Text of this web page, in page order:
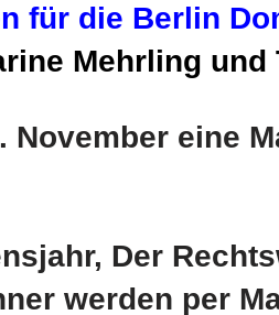
für die Berlin
Mehrling und
November eine
Der
werden per